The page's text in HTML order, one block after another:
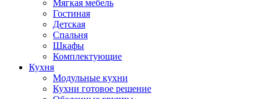
Мягкая мебель
Гостиная
Детская
Спальня
Шкафы
Комплектующие
Кухня
Модульные кухни
Кухни готовое решение